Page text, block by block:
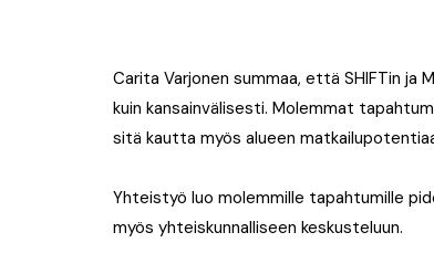
Carita Varjonen summaa, että SHIFTin ja
kuin kansainvälisesti. Molemmat
sitä kautta myös alueen
Yhteistyö luo molemmille tapahtumille
myös yhteiskunnalliseen keskusteluun.